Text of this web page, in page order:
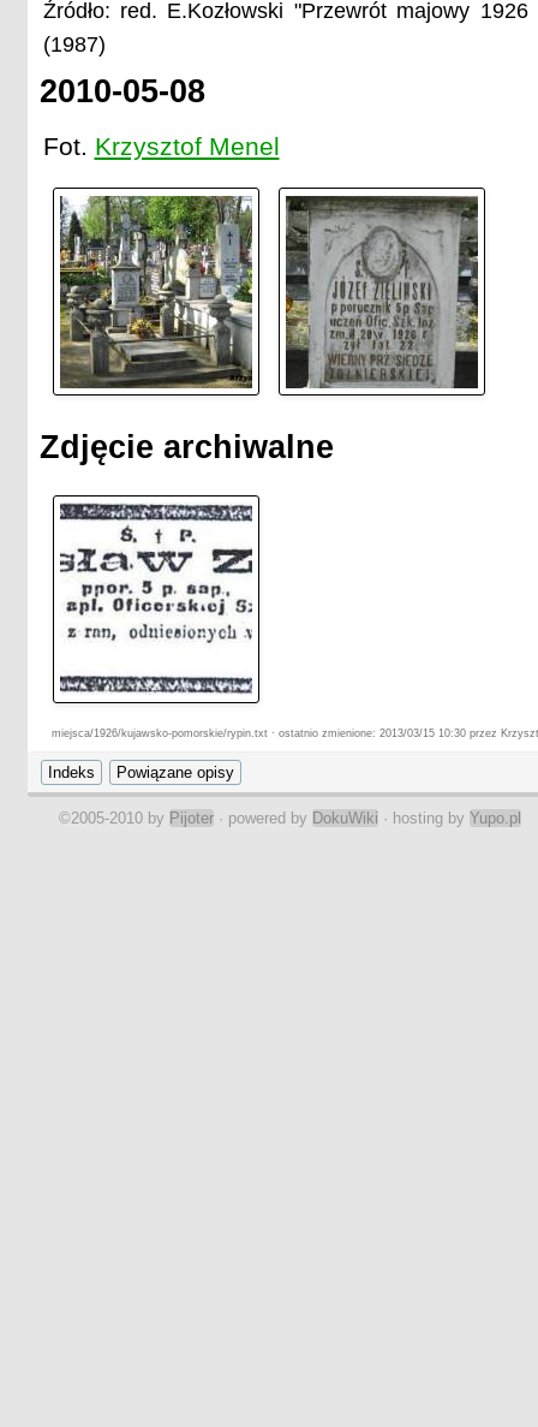
Źródło: red. E.Kozłowski "Przewrót majowy
(1987)
2010-05-08
Fot. Krzysztof Menel
Zdjęcie archiwalne
miejsca/1926/kujawsko-pomorskie/rypin.txt · ostatnio zmienione: 2013/03/15 10:30 przez
©2005-2010 by Pijoter · powered by DokuWiki · hosting by Yupo.pl